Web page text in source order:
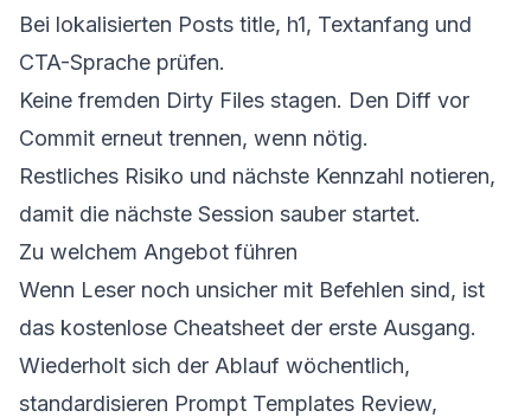
Bei lokalisierten Posts title, h1, Textanfang und
CTA-Sprache prüfen.
Keine fremden Dirty Files stagen. Den Diff vor
Commit erneut trennen, wenn nötig.
Restliches Risiko und nächste Kennzahl notieren,
damit die nächste Session sauber startet.
Zu welchem Angebot führen
Wenn Leser noch unsicher mit Befehlen sind, ist
das kostenlose Cheatsheet der erste Ausgang.
Wiederholt sich der Ablauf wöchentlich,
standardisieren Prompt Templates Review,